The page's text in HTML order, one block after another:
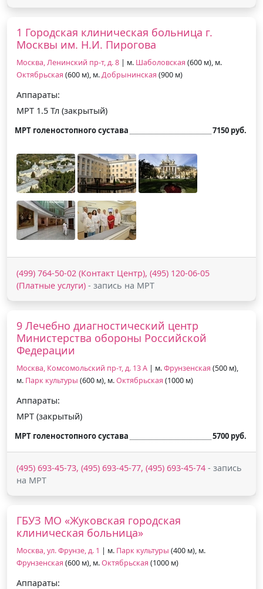
1 Городская клиническая больница г.
Москвы им. Н.И. Пирогова
Москва, Ленинский пр-т, д. 8 | м. Шаболовская (600 м), м.
Октябрьская (600 м), м.Добрынинская (900 м)
Аппараты:
МРТ 1.5 Тл (закрытый)
МРТ голеностопного сустава 7150 руб.
(499) 764-50-02 (Контакт Центр), (495) 120-06-05
(Платные услуги) - запись на МРТ
9 Лечебно диагностический центр
Министерства обороны Российской
Федерации
Москва, Комсомольский пр-т, д. 13 А | м.Фрунзенская (500 м),
м. Парк культуры (600 м), м.Октябрьская (1000 м)
Аппараты:
МРТ (закрытый)
МРТ голеностопного сустава 5700 руб.
(495) 693-45-73, (495) 693-45-77, (495) 693-45-74 - запись
на МРТ
ГБУЗ МО «Жуковская городская
клиническая больница»
Москва, ул. Фрунзе, д. 1 | м. Парк культуры (400 м), м.
Фрунзенская (600 м), м.Октябрьская (1000 м)
Аппараты: